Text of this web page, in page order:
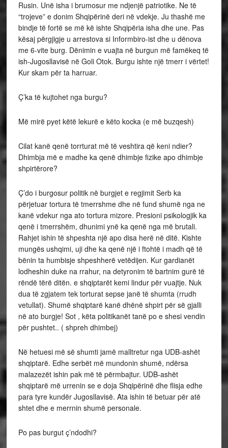
Rusin. Unë isha i brumosur me ndjenjë patriotike. Ne të
“trojeve” e donim Shqipërinë deri në vdekje. Ju thashë me
bindje të fortë se më kë ishte Shqipëria isha dhe une. Pas
kësaj përgjigje u arrestova si Informbiro-ist dhe u dënova
me 6-vite burg. Dënimin e vuajta në burgun më famëkeq të
ish-Jugosllavisë në Goli Otok. Burgu ishte një tmerr i vërtet!
Kur skam për ta harruar.
Ç’ka të kujtohet nga burgu?
Më mirë pyet këtë lekurë e këto kocka (e më buzqesh)
Cilat kanë qenë torrturat më të veshtira që keni ndier?
Dhimbja më e madhe ka qenë dhimbje fizike apo dhimbje
shpirtërore?
Ç’do i burgosur politik në burgjet e regjimit Serb ka
përjetuar tortura të tmerrshme dhe në fund shumë nga ne
kanë vdekur nga ato tortura mizore. Presioni psikologjik ka
qenë i tmerrshëm, dhunimi ynë ka qenë nga më brutali.
Rahjet ishin të shpeshta një apo disa herë në ditë. Kishte
mungës ushqimi, uji dhe ka qenë një i ftohtë i madh që të
bënin ta humbisje shpeshherë vetëdijen. Kur gardianët
lodheshin duke na rrahur, na detyronim të bartnim gurë të
rëndë tërë ditën. e shqiptarët kemi lindur për vuajtje. Nuk
dua të zgjatem tek torturat sepse janë të shumta (rrudh
vetullat). Shumë shqiptarë kanë dhënë shpirt për së gjalli
në ato burgje! Sot , këta politikanët tanë po e shesi vendin
për pushtet.. ( shpreh dhimbej)
Në hetuesi më së shumti jamë malltretur nga UDB-ashët
shqiptarë. Edhe serbët më mundonin shumë, ndërsa
malazezët ishin pak më të përmbajtur. UDB-ashët
shqiptarë më urrenin se e doja Shqipërinë dhe flisja edhe
para tyre kundër Jugosllavisë. Ata ishin të betuar për atë
shtet dhe e merrnin shumë personale.
Po pas burgut ç’ndodhi?